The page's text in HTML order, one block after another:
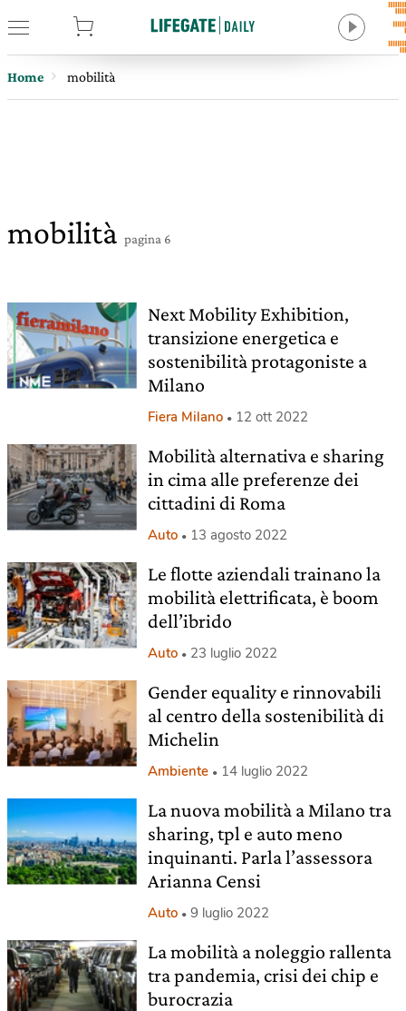
Home mobilità
mobilità pagina 6
Next Mobility Exhibition,
transizione energetica e
sostenibilità protagoniste a
Milano
Fiera Milano 12 ott 2022
Mobilità alternativa e sharing
in cima alle preferenze dei
cittadini di Roma
Auto 13 agosto 2022
Le flotte aziendali trainano la
mobilità elettrificata, è boom
dell’ibrido
Auto 23 luglio 2022
Gender equality e rinnovabili
al centro della sostenibilità di
Michelin
Ambiente 14 luglio 2022
La nuova mobilità a Milano tra
sharing, tpl e auto meno
inquinanti. Parla l’assessora
Arianna Censi
Auto 9 luglio 2022
La mobilità a noleggio rallenta
tra pandemia, crisi dei chip e
burocrazia